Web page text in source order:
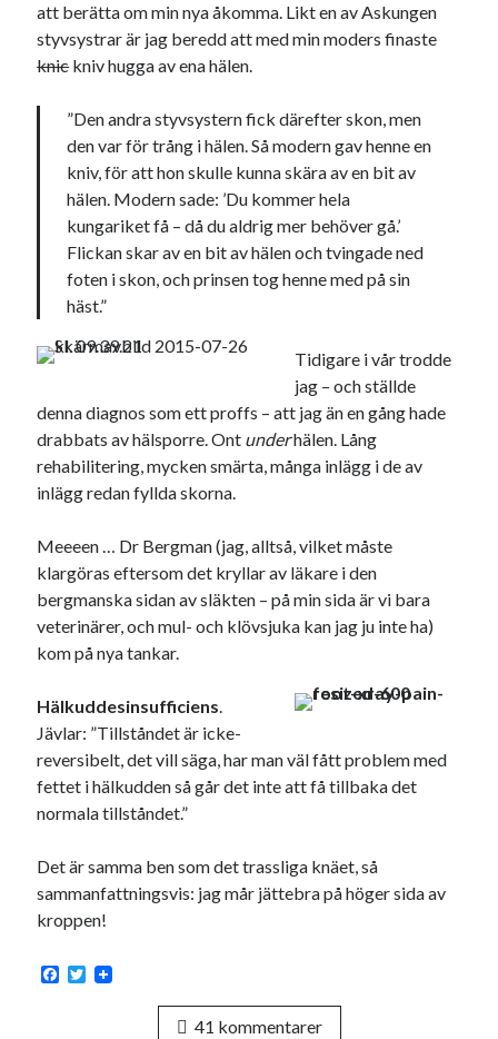
att berätta om min nya åkomma. Likt en av Askungen
styvsystrar är jag beredd att med min moders finaste
knickniv hugga av ena hälen.
”Den andra styvsystern fick därefter skon, men
den var för trång i hälen. Så modern gav henne en
kniv, för att hon skulle kunna skära av en bit av
hälen. Modern sade: ’Du kommer hela
kungariket få – då du aldrig mer behöver gå.’
Flickan skar av en bit av hälen och tvingade ned
foten i skon, och prinsen tog henne med på sin
häst.”
Tidigare i vår trodde
jag – och ställde
denna diagnos som ett proffs – att jag än en gång hade
drabbats av hälsporre. Ont underhälen. Lång
rehabilitering, mycken smärta, många inlägg i de av
inlägg redan fyllda skorna.
Meeeen … Dr Bergman (jag, alltså, vilket måste
klargöras eftersom det kryllar av läkare i den
bergmanska sidan av släkten – på min sida är vi bara
veterinärer, och mul- och klövsjuka kan jag ju inte ha)
kom på nya tankar.
Hälkuddesinsufficiens.
Jävlar: ”Tillståndet är icke-
reversibelt, det vill säga, har man väl fått problem med
fettet i hälkudden så går det inte att få tillbaka det
normala tillståndet.”
Det är samma ben som det trassliga knäet, så
sammanfattningsvis: jag mår jättebra på höger sida av
kroppen!
F
T
41 kommentarer